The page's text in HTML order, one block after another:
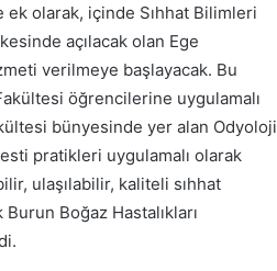
olarak, içinde Sıhhat Bilimleri
açılacak olan Ege
verilmeye başlayacak. Bu
öğrencilerine uygulamalı
bünyesinde yer alan Odyoloji
pratikleri uygulamalı olarak
ulaşılabilir, kaliteli sıhhat
Boğaz Hastalıkları